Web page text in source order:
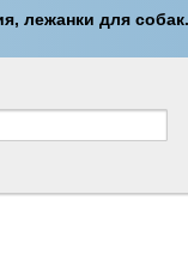
лежанки для